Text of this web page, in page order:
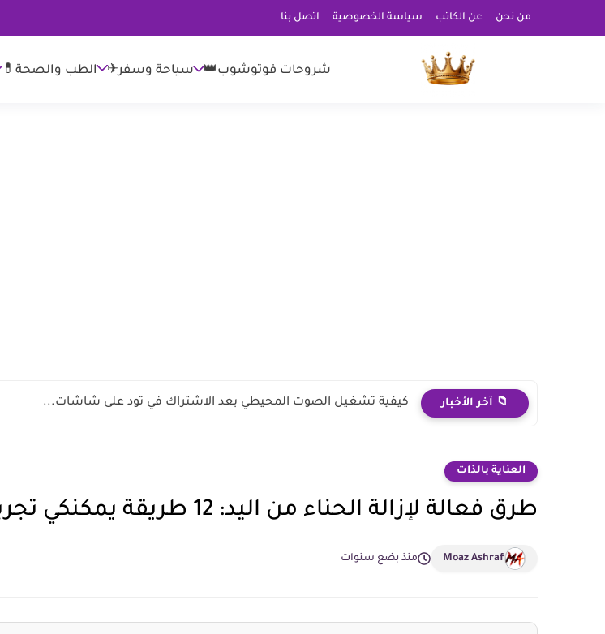
من نحن عن الكاتب سياسة الخصوصية اتصل بنا
شروحات فوتوشوب👑 سياحة وسفر✈ الطب والصحة💊
📁 آخر الأخبار كيفية تشغيل الصوت المحيطي بعد الاشتراك في تود على شاشات...
العناية بالذات
طرق فعالة لإزالة الحناء من اليد: 12 طريقة يمكنكي تجربتها
Moaz Ashraf منذ بضع سنوات